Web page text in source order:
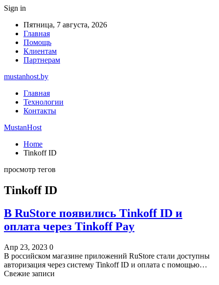
Sign in
Пятница, 7 августа, 2026
Главная
Помощь
Клиентам
Партнерам
mustanhost.by
Главная
Технологии
Контакты
MustanHost
Home
Tinkoff ID
просмотр тегов
Tinkoff ID
В RuStore появились Tinkoff ID и
оплата через Tinkoff Pay
Апр 23, 2023 0
В российском магазине приложений RuStore стали доступны
авторизация через систему Tinkoff ID и оплата с помощью…
Свежие записи